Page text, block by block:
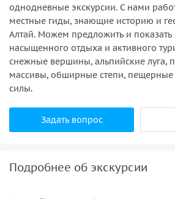
однодневные экскурсии. С нами
местные гиды, знающие историю и
Алтай. Можем предложить и показать
насыщенного отдыха и активного
снежные вершины, альпийские луга,
массивы, обширные степи, пещерные
силы.
Задать вопрос
Подробнее об экскурсии